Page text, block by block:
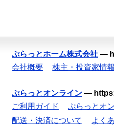
ぷらっとホーム株式会社 —
会社概要
株主・投資家情報
ぷらっとオンライン —
ご利用ガイド
ぷらっとオ
配送・決済について
よく